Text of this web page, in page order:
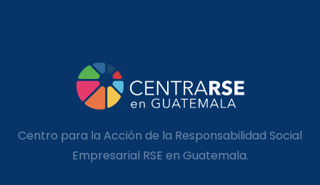
Centro para la Acción de la Responsabilidad Social
Empresarial RSE en Guatemala.